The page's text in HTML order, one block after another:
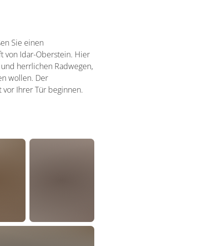
Sie einen
von Idar-Oberstein. Hier
herrlichen Radwegen,
wollen. Der
Ihrer Tür beginnen.